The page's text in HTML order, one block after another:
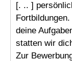
[. .. ]
deine
statten wir
Zur